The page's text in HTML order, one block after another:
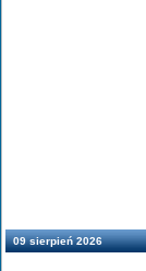
09 sierpień 2026